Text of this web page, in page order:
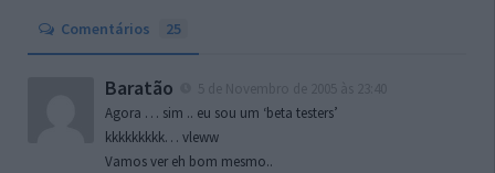
Comentários 25
Baratão
Agora … sim .. eu sou um ‘beta testers’
kkkkkkkkk… vleww
Vamos ver eh bom mesmo..